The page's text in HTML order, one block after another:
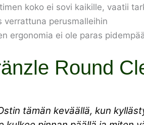
koko ei sovi kaikille, vaatii
verrattuna perusmalleihin
ergonomia ei ole paras
Round
tämän keväällä, kun